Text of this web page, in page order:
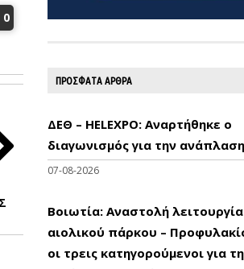
0
ΠΡΟΣΦΑΤΑ ΑΡΘΡΑ
ΔΕΘ – HELEXPO: Αναρτήθηκε ο
διαγωνισμός για την ανάπλαση
07-08-2026
Βοιωτία: Αναστολή
αιολικού πάρκου –
οι τρεις κατηγορούμενοι για τη
Τιμή